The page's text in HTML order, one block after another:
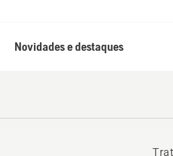
Novidades e destaques